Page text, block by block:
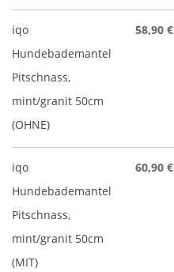
iqo
Hundebademantel
Pitschnass,
mint/granit 50cm
(OHNE)
58,90 €
iqo
Hundebademantel
Pitschnass,
mint/granit 50cm
(MIT)
60,90 €